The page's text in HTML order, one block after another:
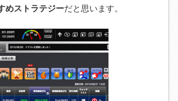
めストラテジーだと思います。